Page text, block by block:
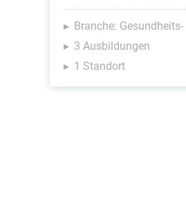
Branche:
3 Ausbildungen
1 Standort